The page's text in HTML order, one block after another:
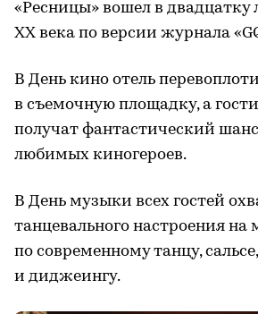
«Ресницы» вошел в двадцатку
XX века по версии журнала
В День кино отель
в съемочную площадку, а
получат фантастический
любимых киногероев.
В День музыки всех гостей
танцевального настроения на
по современному танцу,
и диджеингу.